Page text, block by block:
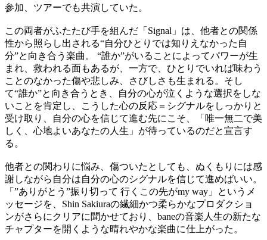
参加、ツアーでも共演していた。
この両者がふたたび手を組んだ「Signal」は、他者との関係
性から照らし出される“自分ひとりでは知りえなかった自
分”と向き合う楽曲。 “誰か”がいることによってパワーが生
まれ、救われる面もあるが、一方で、ひとりでいれば味わう
ことのなかった傷や悲しみ、さびしさも生まれる。そし
て“誰か”と向き合うとき、自分の心が泣くような選択をしな
いことを肯定し、こうした心の反応＝シグナルをしっかりと
受け取り、自分の心を信じて進む先にこそ、「唯一無二で美
しく、心地よいあなたの人生」が待っているのだと宣言す
る。
他者との関わりに悩み、傷ついたとしても、ぬくもりには感
謝しながら自分は自分の心のシグナルを信じて進めばいい。
「”ありがとう”振り切って 行くこの先がmy way」というメ
ッセージを、Shin Sakiuraの繊細かつ柔らかなプロダクショ
ンがさらにクリアに聞かせており、baneの音楽人生の新たな
チャプターを開くような晴れやかな楽曲に仕上がった。